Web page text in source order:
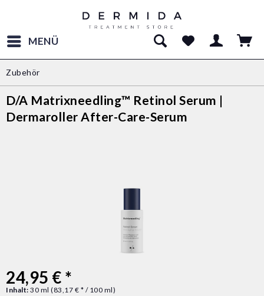
MENÜ
Zubehör
D/A Matrixneedling™ Retinol Serum |
Dermaroller After-Care-Serum
24,95 € *
Inhalt: 30 ml (83,17 € * / 100 ml)